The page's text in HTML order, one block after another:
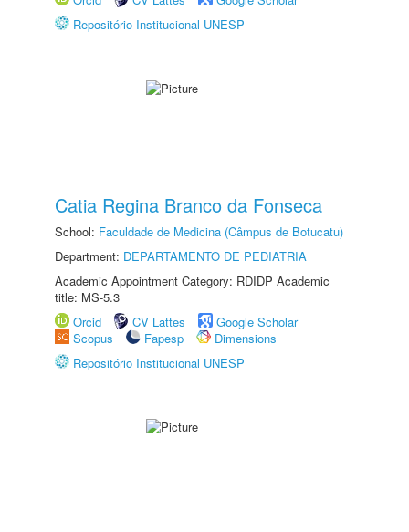
Repositório Institucional UNESP
Catia Regina Branco da Fonseca
School: Faculdade de Medicina (Câmpus de Botucatu)
Department: DEPARTAMENTO DE PEDIATRIA
Academic Appointment Category: RDIDP Academic
title: MS-5.3
Orcid
CV Lattes
Google Scholar
Scopus
Fapesp
Dimensions
Repositório Institucional UNESP